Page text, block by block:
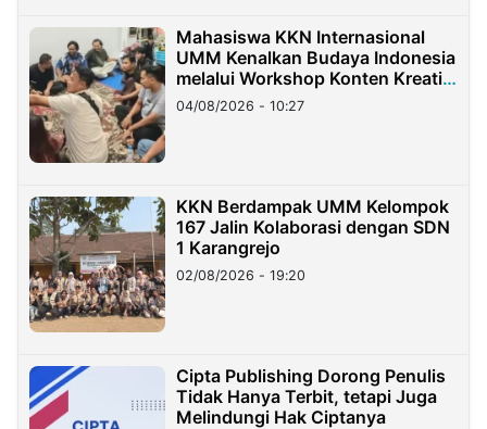
Mahasiswa KKN Internasional
UMM Kenalkan Budaya Indonesia
melalui Workshop Konten Kreatif
di Taiwan
04/08/2026 - 10:27
KKN Berdampak UMM Kelompok
167 Jalin Kolaborasi dengan SDN
1 Karangrejo
02/08/2026 - 19:20
Cipta Publishing Dorong Penulis
Tidak Hanya Terbit, tetapi Juga
Melindungi Hak Ciptanya